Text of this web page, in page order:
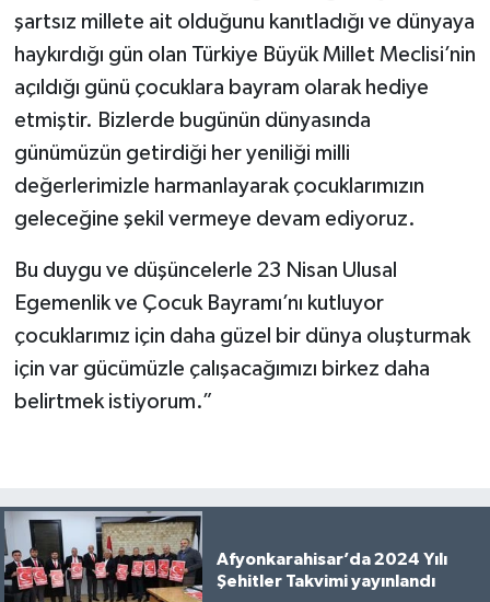
şartsız millete ait olduğunu kanıtladığı ve dünyaya
haykırdığı gün olan Türkiye Büyük Millet Meclisi’nin
açıldığı günü çocuklara bayram olarak hediye
etmiştir. Bizlerde bugünün dünyasında
günümüzün getirdiği her yeniliği milli
değerlerimizle harmanlayarak çocuklarımızın
geleceğine şekil vermeye devam ediyoruz.
Bu duygu ve düşüncelerle 23 Nisan Ulusal
Egemenlik ve Çocuk Bayramı’nı kutluyor
çocuklarımız için daha güzel bir dünya oluşturmak
için var gücümüzle çalışacağımızı birkez daha
belirtmek istiyorum.”
Afyonkarahisar’da 2024 Yılı
Şehitler Takvimi yayınlandı